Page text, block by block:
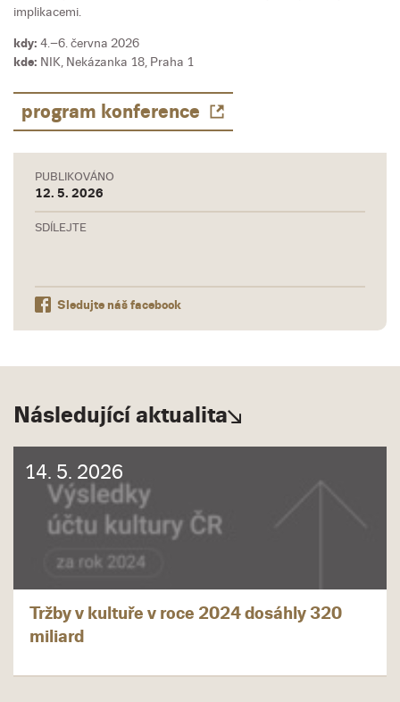
implikacemi.
kdy: 4.–6. června 2026
kde: NIK, Nekázanka 18, Praha 1
program konference
PUBLIKOVÁNO
12. 5. 2026
SDÍLEJTE
Sledujte náš facebook
Následující aktualita
14. 5. 2026
Tržby v kultuře v roce 2024 dosáhly 320
miliard